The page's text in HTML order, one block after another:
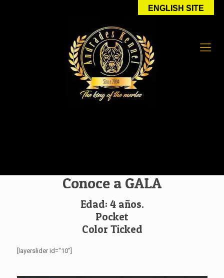
Conoce a GALA
Edad: 4 años.
Pocket
Color Ticked
[layerslider id="10"]
ENGLISH SITE